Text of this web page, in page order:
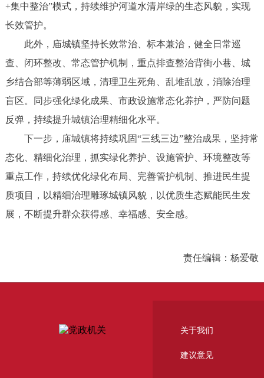
+集中整治”模式，持续维护河道水清岸绿的生态风貌，实现
长效管护。
此外，庙城镇坚持长效常治、标本兼治，健全日常巡
查、闭环整改、常态管护机制，重点排查整治背街小巷、城
乡结合部等薄弱区域，清理卫生死角、乱堆乱放，消除治理
盲区。同步强化绿化成果、市政设施常态化养护，严防问题
反弹，持续提升城镇治理精细化水平。
下一步，庙城镇将持续巩固“三线三边”整治成果，坚持常
态化、精细化治理，抓实绿化养护、设施管护、环境整改等
重点工作，持续优化绿化布局、完善管护机制、推进民生提
质项目，以精细治理雕琢城镇风貌，以优质生态赋能民生发
展，不断提升群众获得感、幸福感、安全感。
责任编辑：杨爱敬
关于我们
建议意见